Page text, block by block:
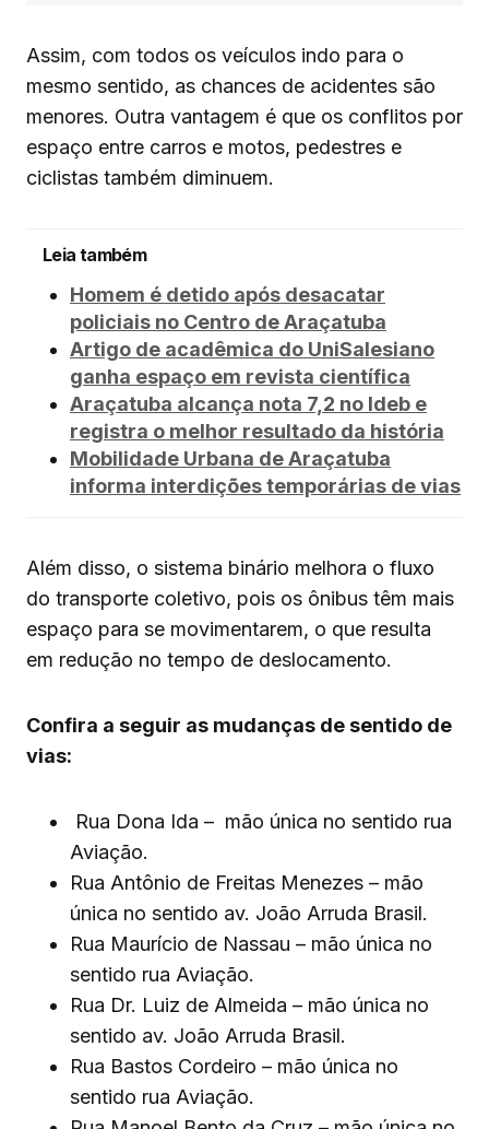
Assim, com todos os veículos indo para o
mesmo sentido, as chances de acidentes são
menores. Outra vantagem é que os conflitos por
espaço entre carros e motos, pedestres e
ciclistas também diminuem.
Leia também
Homem é detido após desacatar
policiais no Centro de Araçatuba
Artigo de acadêmica do UniSalesiano
ganha espaço em revista científica
Araçatuba alcança nota 7,2 no Ideb e
registra o melhor resultado da história
Mobilidade Urbana de Araçatuba
informa interdições temporárias de vias
Além disso, o sistema binário melhora o fluxo
do transporte coletivo, pois os ônibus têm mais
espaço para se movimentarem, o que resulta
em redução no tempo de deslocamento.
Confira a seguir as mudanças de sentido de
vias:
Rua Dona Ida – mão única no sentido rua
Aviação.
Rua Antônio de Freitas Menezes – mão
única no sentido av. João Arruda Brasil.
Rua Maurício de Nassau – mão única no
sentido rua Aviação.
Rua Dr. Luiz de Almeida – mão única no
sentido av. João Arruda Brasil.
Rua Bastos Cordeiro – mão única no
sentido rua Aviação.